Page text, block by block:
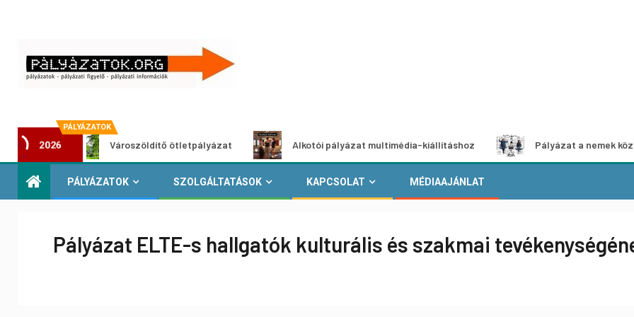
PÁLYÁZATOK
2026 Városzöldítő ötletpályázat Alkotói pályázat multimédia-kiállításhoz Pályázat a nemek közötti
PÁLYÁZATOK SZOLGÁLTATÁSOK KAPCSOLAT MÉDIAAJÁNLAT
Pályázat ELTE-s hallgatók kulturális és szakmai